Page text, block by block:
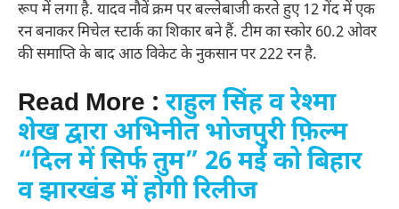
रूप में लगा है. यादव नौवें क्रम पर बल्लेबाजी करते हुए 12 गेंद में एक
रन बनाकर मिचेल स्टार्क का शिकार बने हैं. टीम का स्कोर 60.2 ओवर
की समाप्ति के बाद आठ विकेट के नुकसान पर 222 रन है.
Read More : राहुल सिंह व रेश्मा
शेख द्वारा अभिनीत भोजपुरी फ़िल्म
“दिल में सिर्फ तुम” 26 मई को बिहार
व झारखंड में होगी रिलीज